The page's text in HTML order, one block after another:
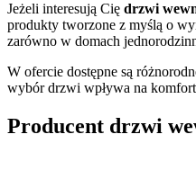
Jeżeli interesują Cię drzwi
produkty tworzone z myślą o
zarówno w domach
W ofercie dostępne są
wybór drzwi wpływa na komfort
Producent drzwi